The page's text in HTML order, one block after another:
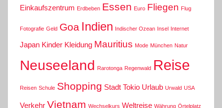
Einkaufszentrum Erdbeben Essen Euro Fliegen Flug
Fotografie Geld Goa Indien Indischer Ozean Insel Internet
Japan Kinder Kleidung Mauritius Mode München Natur
Neuseeland Rarotonga Regenwald Reise
Reisen Schule Shopping Stadt Tokio Urlaub Urwald USA
Verkehr Vietnam Wechselkurs Weltreise Währung Örtelplatz